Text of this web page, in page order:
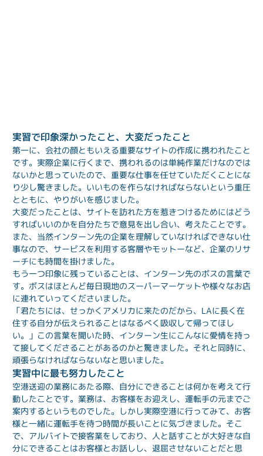
実習で印象深かったこと、大変だったこと
第一に、会社の顔ともいえる重要なサイトの作成に携われたこと
です。実際企業に行くまで、携われるのは単純作業だけなのでは
ないかと思っていたので、重要な仕事を任せていただくことにな
り少し驚きました。いいものを作らなければならないという重圧
とともに、やりがいを感じました。
大変だったことは、サイトを訪れた方を惹きつけるためにはどう
すればいいのかを自分たちで意見を出し合い、考えたことです。
また、当然インターン先の企業を理解していなければできない仕
事なので、サービスを利用する客層やモットーなど、企業のリサ
ーチにも時間を掛けました。
もう一つ印象に残っていることは、インターン先のボスの言葉で
す。ボスはほとんど毎日現地のスーパーマーケットや様々なお店
に連れていってくださいました。
「君たちには、せっかくアメリカに来たのだから、LAに長く在
住する自分が伝えられることはなるべく吸収して帰ってほし
い。」この言葉を聞いた時、インターン生にこんなに愛情を持っ
て接してくださることがあるのかと驚きました。それと同時に、
頑張らなければならないなと思いました。
実習中に最も努力したこと
空港送迎の業務にあたる際、自分にできることは何かを考えて行
動したことです。業務は、お客様をお迎えし、運転手の元までご
案内するというものでした。しかし実際空港に行ってみて、お客
様と一緒に運転手を待つ時間が長いことに気づきました。そこ
で、アルバイトで接客業をしており、人と話すことが大好きな自
分にできることはお客様とお話しし、退屈させないことだと思